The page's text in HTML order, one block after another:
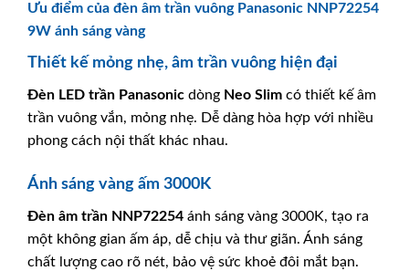
Ưu điểm của đèn âm trần vuông Panasonic NNP72254
9W ánh sáng vàng
Thiết kế mỏng nhẹ, âm trần vuông hiện đại
Đèn LED trần Panasonic dòng Neo Slim có thiết kế âm
trần vuông vắn, mỏng nhẹ. Dễ dàng hòa hợp với nhiều
phong cách nội thất khác nhau.
Ánh sáng vàng ấm 3000K
Đèn âm trần NNP72254 ánh sáng vàng 3000K, tạo ra
một không gian ấm áp, dễ chịu và thư giãn. Ánh sáng
chất lượng cao rõ nét, bảo vệ sức khoẻ đôi mắt bạn.